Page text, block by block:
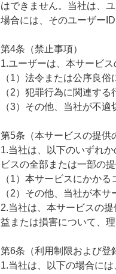
はできません。当社は、
場合には、そのユーザー
第4条（禁止事項）
1.ユーザーは、本サービ
（1）法令または公序良俗
（2）犯罪行為に関連する
（3）その他、当社が不
第5条（本サービスの提供
1.当社は、以下のいずれ
ビスの全部または一部の
（1）本サービスにかか
（2）その他、当社が本
2.当社は、本サービスの
益または損害について、
第6条（利用制限および登
1.当社は、以下の場合に